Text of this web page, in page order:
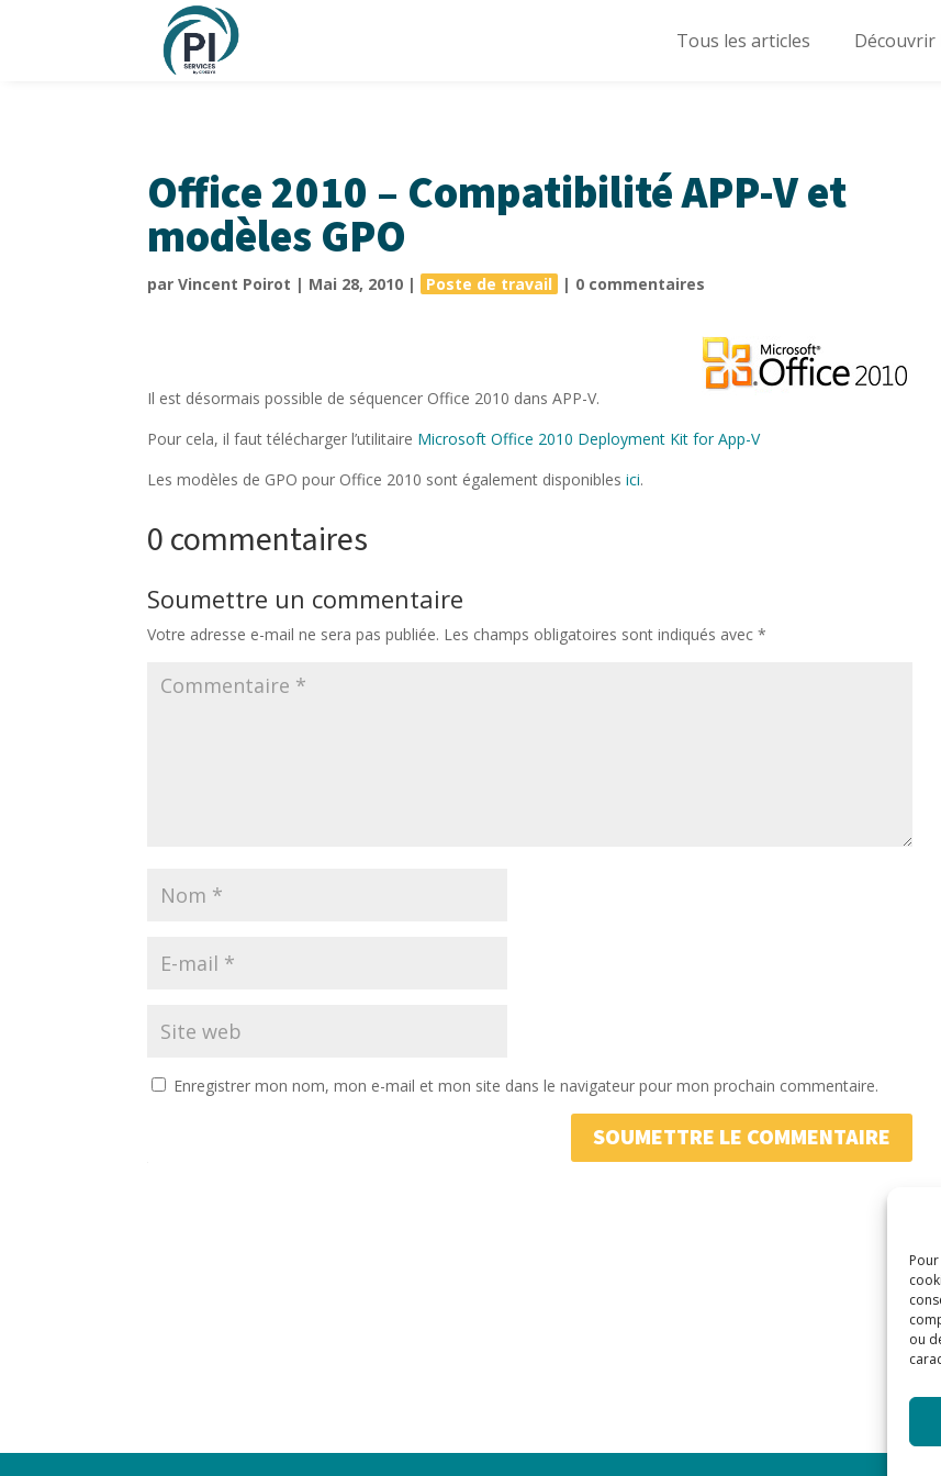
ou
Tous les articles Découvrir
Office 2010 – Compatibilité APP-V et
modèles GPO
parVincent Poirot | Mai 28, 2010 | Poste de travail | 0 commentaires
Il est désormais possible de séquencer Office 2010 dans APP-V.
Pour cela, il faut télécharger l’utilitaire Microsoft Office 2010 Deployment Kit for App-V
Les modèles de GPO pour Office 2010 sont également disponiblesici.
0 commentaires
Soumettre un commentaire
Votre adresse e-mail ne sera pas publiée. Les champs obligatoires sont indiqués avec*
Enregistrer mon nom, mon e-mail et mon site dans le navigateur pour mon prochain commentaire.
SOUMETTRE LE COMMENTAIRE